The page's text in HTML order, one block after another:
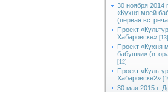
30 ноября 2014
«Кухня моей
(первая
Проект
Хабаровске» [13]
Проект «Кухня
бабушки»
[12]
Проект
Хабаровске2»
30 мая 2015 г.